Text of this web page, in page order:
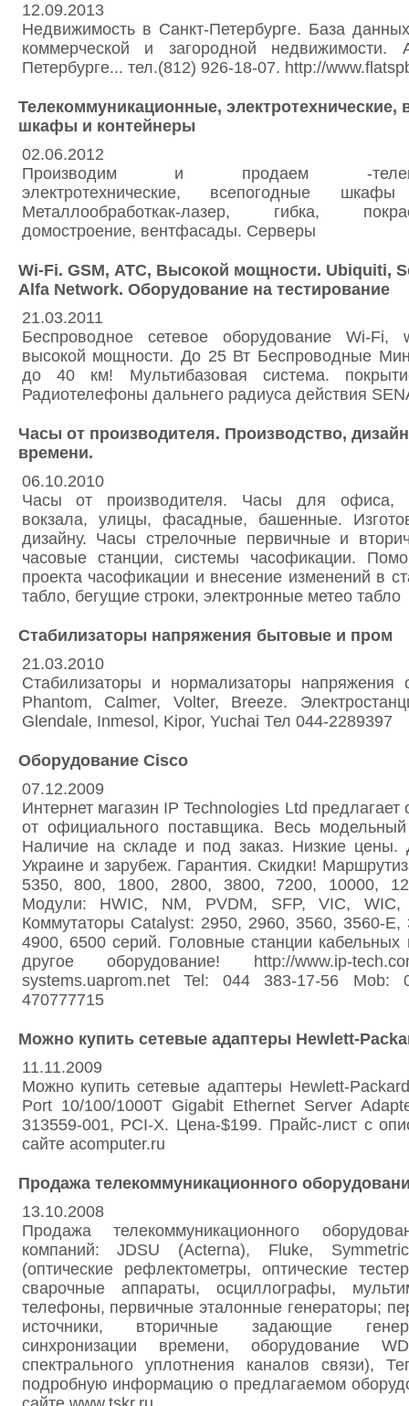
12.09.2013
Недвижимость в Санкт-Петербурге. База
коммерческой и загородной недвижимости.
Петербурге... тел.(812) 926-18-07. http://
Телекоммуникационные, электротехнические,
шкафы и контейнеры
02.06.2012
Производим и продаем -
электротехнические, всепогодные
Металлообработкак-лазер, гибка,
домостроение, вентфасады. Серверы
Wi-Fi. GSM, АТС, Высокой мощности. Ubiquiti,
Alfa Network. Оборудование на тестирование
21.03.2011
Беспроводное сетевое оборудование Wi-Fi,
высокой мощности. До 25 Вт Беспроводные
до 40 км! Мультибазовая система.
Радиотелефоны дальнего радиуса действия
Часы от производителя. Производство,
времени.
06.10.2010
Часы от производителя. Часы для офиса,
вокзала, улицы, фасадные, башенные.
дизайну. Часы стрелочные первичные и
часовые станции, системы часофикации.
проекта часофикации и внесение изменений в
табло, бегущие строки, электронные метео табло
Стабилизаторы напряжения бытовые и пром
21.03.2010
Стабилизаторы и нормализаторы напряжения
Phantom, Calmer, Volter, Breeze.
Glendale, Inmesol, Kipor, Yuchai Тел 044-2289397
Оборудование Cisco
07.12.2009
Интернет магазин IP Technologies Ltd
от официального поставщика. Весь
Наличие на складе и под заказ. Низкие цены.
Украине и зарубеж. Гарантия. Скидки!
5350, 800, 1800, 2800, 3800, 7200, 10000,
Модули: HWIC, NM, PVDM, SFP, VIC,
Коммутаторы Catalyst: 2950, 2960, 3560, 3560-E,
4900, 6500 серий. Головные станции
другое оборудование! http://www.ip-
systems.uaprom.net Tel: 044 383-17-56 Mob:
470777715
Можно купить сетевые адаптеры Hewlett-
11.11.2009
Можно купить сетевые адаптеры Hewlett-
Port 10/100/1000T Gigabit Ethernet Server
313559-001, PCI-X. Цена-$199. Прайс-лист с
сайте acomputer.ru
Продажа телекоммуникационного
13.10.2008
Продажа телекоммуникационного
компаний: JDSU (Acterna), Fluke,
(оптические рефлектометры, оптические
сварочные аппараты, осциллографы,
телефоны, первичные эталонные генераторы;
источники, вторичные задающие
синхронизации времени, оборудование
спектрального уплотнения каналов связи),
подробную информацию о предлагаемом